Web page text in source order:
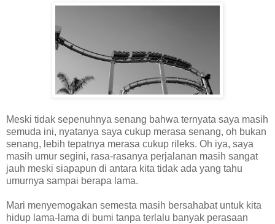
Meski tidak sepenuhnya senang bahwa ternyata saya masih
semuda ini, nyatanya saya cukup merasa senang, oh bukan
senang, lebih tepatnya merasa cukup rileks. Oh iya, saya
masih umur segini, rasa-rasanya perjalanan masih sangat
jauh meski siapapun di antara kita tidak ada yang tahu
umurnya sampai berapa lama.
Mari menyemogakan semesta masih bersahabat untuk kita
hidup lama-lama di bumi tanpa terlalu banyak perasaan